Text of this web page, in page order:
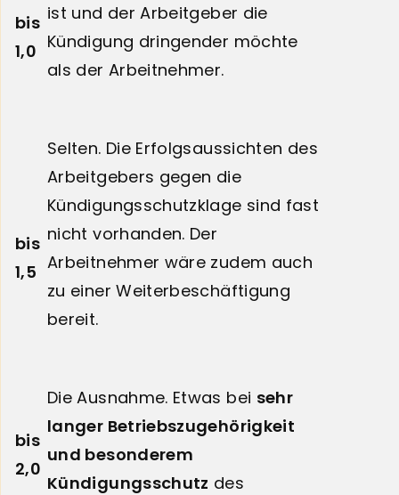
bis
1,0
ist und der Arbeitgeber die
Kündigung dringender möchte
als der Arbeitnehmer.
bis
1,5
Selten. Die Erfolgsaussichten des
Arbeitgebers gegen die
Kündigungsschutzklage sind fast
nicht vorhanden. Der
Arbeitnehmer wäre zudem auch
zu einer Weiterbeschäftigung
bereit.
bis
2,0
Die Ausnahme. Etwas bei sehr
langer Betriebszugehörigkeit
und besonderem
Kündigungsschutz des